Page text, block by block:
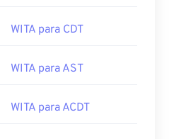
WITA para CDT
WITA para AST
WITA para ACDT